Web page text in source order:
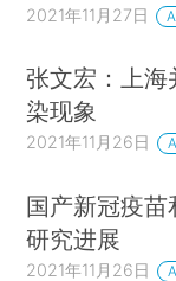
2021年11月27日
张文宏：上海
染现象
2021年11月26日
国产新冠疫
研究进展
2021年11月26日